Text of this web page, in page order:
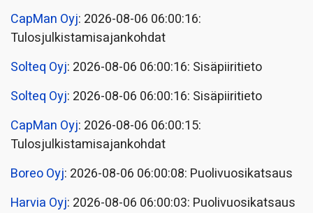
CapMan Oyj: 2026-08-06 06:00:16:
Tulosjulkistamisajankohdat
Solteq Oyj: 2026-08-06 06:00:16: Sisäpiiritieto
Solteq Oyj: 2026-08-06 06:00:16: Sisäpiiritieto
CapMan Oyj: 2026-08-06 06:00:15:
Tulosjulkistamisajankohdat
Boreo Oyj: 2026-08-06 06:00:08: Puolivuosikatsaus
Harvia Oyj: 2026-08-06 06:00:03: Puolivuosikatsaus